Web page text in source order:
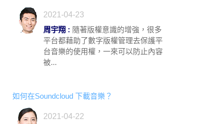
2021-04-23
周宇翔 : 隨著版權意識的增強，很多
平台都藉助了數字版權管理去保護平
台音樂的使用權，一來可以防止內容
被...
如何在Soundcloud 下載音樂？
2021-04-22